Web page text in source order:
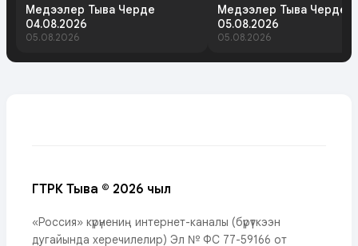
Медээлер Тыва Черде
04.08.2026
05.08.2026
Медээлер Тыва Черде
05.08.2026
05.08.2026
ГТРК Тыва © 2026 чыл
«Россия» күрүнениң интернет-каналы (бүрүткээн
дугайында херечилелир) Эл № ФС 77-59166 от